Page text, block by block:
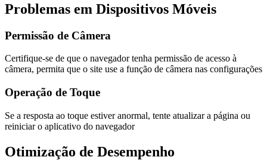
Problemas em Dispositivos Móveis
Permissão de Câmera
Certifique-se de que o navegador tenha permissão de acesso à
câmera, permita que o site use a função de câmera nas configurações
Operação de Toque
Se a resposta ao toque estiver anormal, tente atualizar a página ou
reiniciar o aplicativo do navegador
Otimização de Desempenho